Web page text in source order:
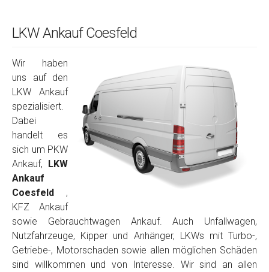
LKW Ankauf Coesfeld
Wir haben
uns auf den
LKW Ankauf
spezialisiert.
Dabei
handelt es
sich um PKW
Ankauf,
LKW
Ankauf
Coesfeld ,
KFZ Ankauf
sowie Gebrauchtwagen Ankauf. Auch Unfallwagen,
Nutzfahrzeuge, Kipper und Anhänger, LKWs mit Turbo-,
Getriebe-, Motorschaden sowie allen möglichen Schäden
sind willkommen und von Interesse. Wir sind an allen